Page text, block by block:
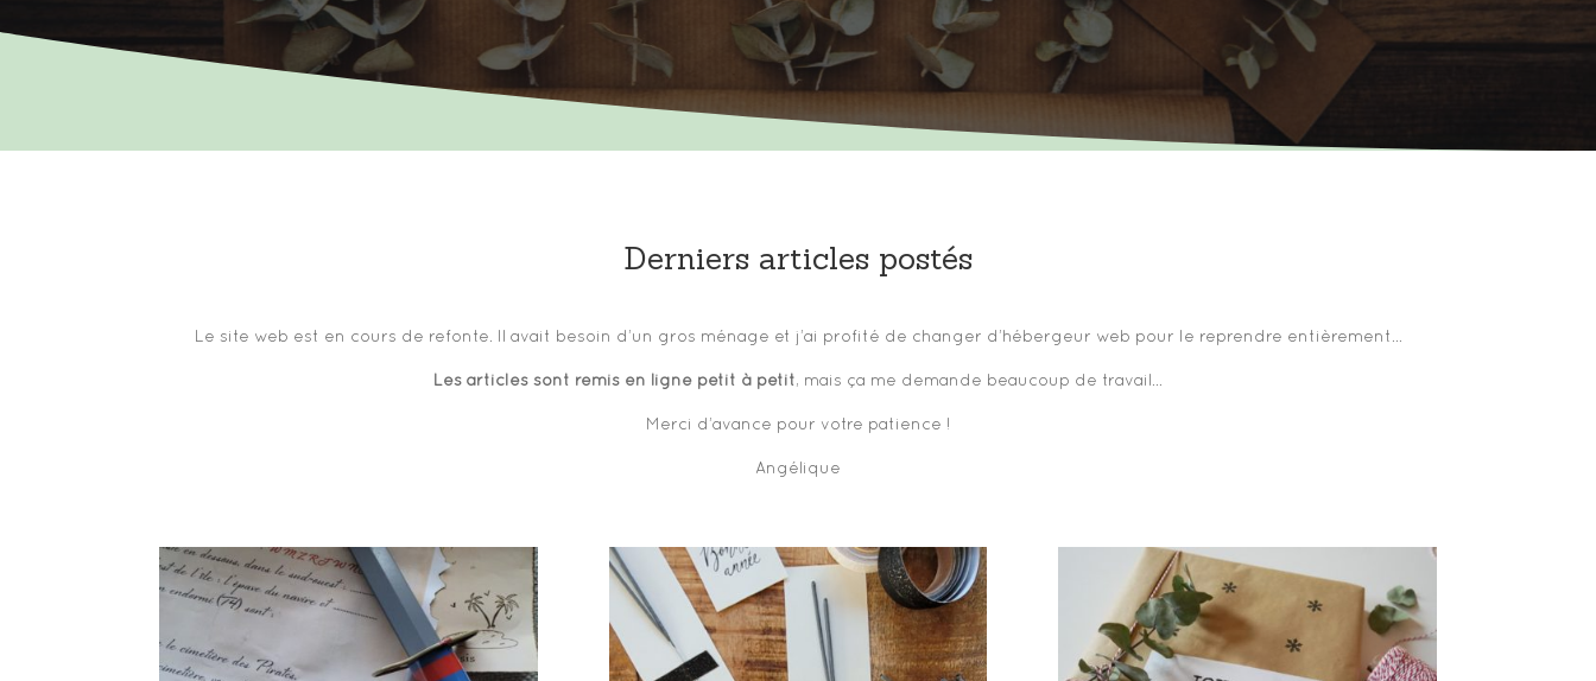
Derniers articles postés
Le site web est en cours de refonte. Il avait besoin d’un gros ménage et j’ai profité de changer d’hébergeur web pour le reprendre entièrement…
Les articles sont remis en ligne petit à petit, mais ça me demande beaucoup de travail…
Merci d’avance pour votre patience !
Angélique